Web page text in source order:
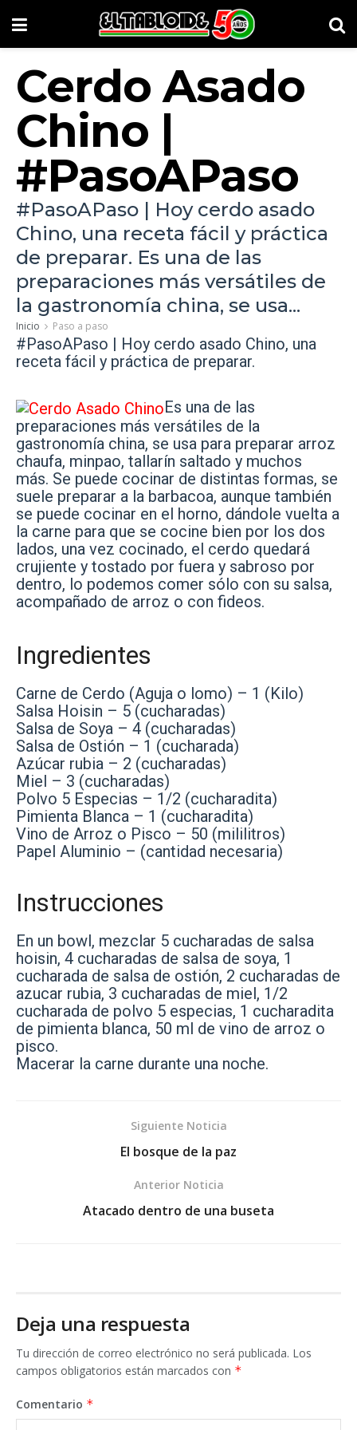
Cerdo Asado
Chino |
#PasoAPaso
#PasoAPaso | Hoy cerdo asado
Chino, una receta fácil y práctica
de preparar. Es una de las
preparaciones más versátiles de
la gastronomía china, se usa...
Inicio Paso a paso
#PasoAPaso | Hoy cerdo asado Chino, una
receta fácil y práctica de preparar.
Es una de las
preparaciones más versátiles de la
gastronomía china, se usa para preparar arroz
chaufa, minpao, tallarín saltado y muchos
más. Se puede cocinar de distintas formas, se
suele preparar a la barbacoa, aunque también
se puede cocinar en el horno, dándole vuelta a
la carne para que se cocine bien por los dos
lados, una vez cocinado, el cerdo quedará
crujiente y tostado por fuera y sabroso por
dentro, lo podemos comer sólo con su salsa,
acompañado de arroz o con fideos.
Ingredientes
Carne de Cerdo (Aguja o lomo) – 1 (Kilo)
Salsa Hoisin – 5 (cucharadas)
Salsa de Soya – 4 (cucharadas)
Salsa de Ostión – 1 (cucharada)
Azúcar rubia – 2 (cucharadas)
Miel – 3 (cucharadas)
Polvo 5 Especias – 1/2 (cucharadita)
Pimienta Blanca – 1 (cucharadita)
Vino de Arroz o Pisco – 50 (mililitros)
Papel Aluminio – (cantidad necesaria)
Instrucciones
En un bowl, mezclar 5 cucharadas de salsa
hoisin, 4 cucharadas de salsa de soya, 1
cucharada de salsa de ostión, 2 cucharadas de
azucar rubia, 3 cucharadas de miel, 1/2
cucharada de polvo 5 especias, 1 cucharadita
de pimienta blanca, 50 ml de vino de arroz o
pisco.
Macerar la carne durante una noche.
Siguiente Noticia
El bosque de la paz
Anterior Noticia
Atacado dentro de una buseta
Deja una respuesta
Tu dirección de correo electrónico no será publicada. Los
campos obligatorios están marcados con *
Comentario *